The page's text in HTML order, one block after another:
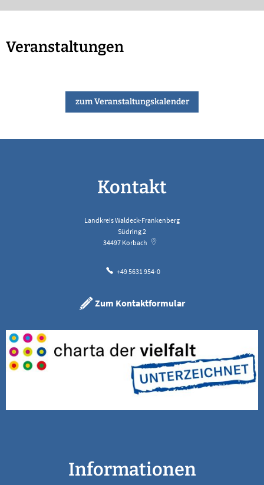
Veranstaltungen
zum Veranstaltungskalender
Kontakt
Landkreis Waldeck-Frankenberg
Südring 2
34497 Korbach
+49 5631 954-0
Zum Kontaktformular
Informationen